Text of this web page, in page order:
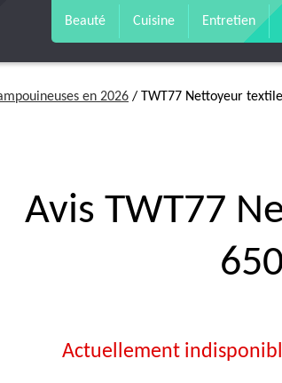
Beauté Cuisine Entretien
en 2026 / TWT77 Nettoyeur
Avis TWT77
Actuellement